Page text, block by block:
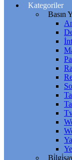
Kategoriler
Basın